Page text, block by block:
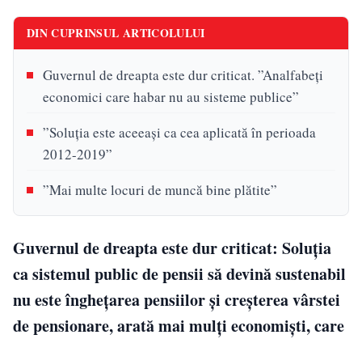
DIN CUPRINSUL ARTICOLULUI
Guvernul de dreapta este dur criticat. ”Analfabeți
economici care habar nu au sisteme publice”
”Soluția este aceeași ca cea aplicată în perioada
2012-2019”
”Mai multe locuri de muncă bine plătite”
Guvernul de dreapta este dur criticat: Soluția
ca sistemul public de pensii să devină sustenabil
nu este înghețarea pensiilor și creșterea vârstei
de pensionare, arată mai mulți economiști, care